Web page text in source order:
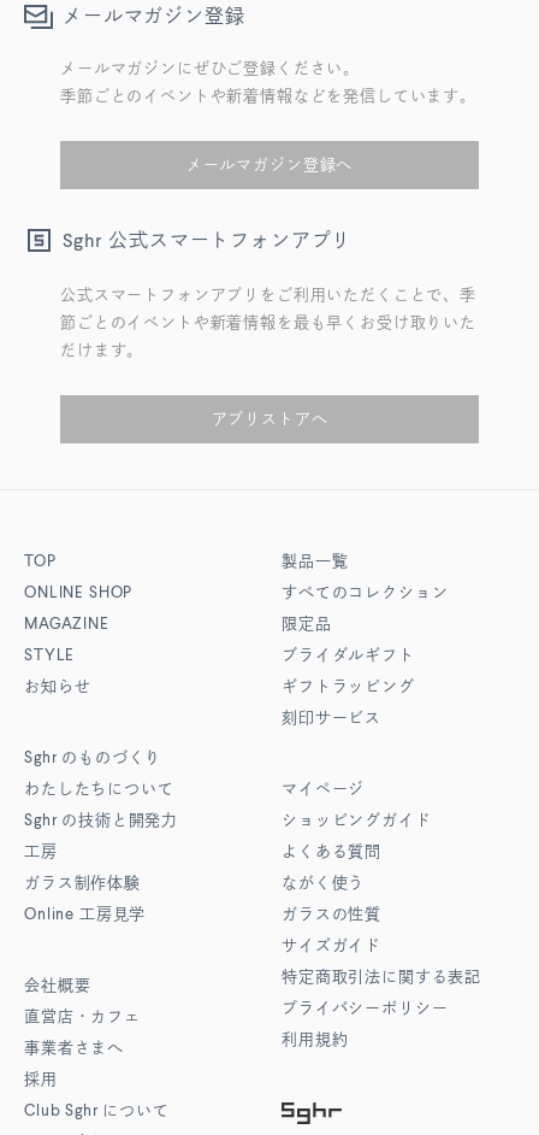
メールマガジン登録
メールマガジンにぜひご登録ください。
季節ごとのイベントや新着情報などを発信しています。
メールマガジン登録へ
Sghr 公式スマートフォンアプリ
公式スマートフォンアプリをご利用いただくことで、季
節ごとのイベントや新着情報を最も早くお受け取りいた
だけます。
アプリストアへ
TOP
ONLINE SHOP
MAGAZINE
STYLE
お知らせ
Sghr のものづくり
わたしたちについて
Sghr の技術と開発力
工房
ガラス制作体験
Online 工房見学
会社概要
直営店・カフェ
事業者さまへ
採用
Club Sghr について
製品一覧
すべてのコレクション
限定品
ブライダルギフト
ギフトラッピング
刻印サービス
マイページ
ショッピングガイド
よくある質問
ながく使う
ガラスの性質
サイズガイド
特定商取引法に関する表記
プライバシーポリシー
利用規約